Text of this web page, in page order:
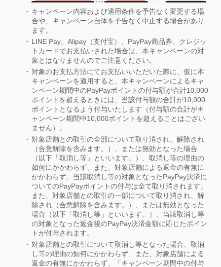
キャンペーン内容および適用条件を予告なく変更する場
合や、キャンペーン自体を予告なく中止する場合があり
ます。
LINE Pay、Alipay（支付宝）、PayPay商品券、クレジッ
トカードでお支払いされた場合は、本キャンペーンの対
象とはなりませんのでご注意ください。
対象のお支払方法にてお支払いいただいた際に、仮に本
キャンペーンを適用すると、本キャンペーンによるキャ
ンペーン期間中のPayPayポイントの付与額が合計10,000
ポイントを超えるときには、当該付与額の合計が10,000
ポイントとなるよう付与いたします（付与額の合計がキ
ャンペーン期間中10,000ポイントを超えることはござい
ません）。
対象店舗との取引の全部について取り消され、解除され
（合意解除を含みます。）、または無効となった場合
（以下「取消し等」といいます。）、取消し等の理由の
如何にかかわらず、また、対象店舗による返金の有無に
かかわらず、当該取消し等の対象となったPayPay決済に
ついてのPayPayポイントの付与は全て取り消されます。
また、対象店舗との取引の一部について取り消され、解
除され（合意解除を含みます。）、または無効となった
場合（以下「取消し等」といいます。）、当該取消し等
の対象となった返金後のPayPay決済金額に応じたポイン
トが付与されます。
対象店舗との取引について取消し等となった場合、取消
し等の理由の如何にかかわらず、また、対象店舗による
返金の有無にかかわらず、「キャンペーン期間中の付与